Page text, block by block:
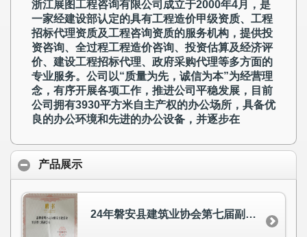
浙江展图工程咨询有限公司成立于2000年4月，是
一家经建设部认定的具有工程造价甲级资质、工程
招标代理资质及工程咨询资质的服务机构，提供投
资咨询、全过程工程造价咨询、投资估算及经济评
价、建设工程招标代理、政府采购代理等多方面的
专业服务。公司以“质量为先，诚信为本”为经营理
念，有序开展各项工作，推进公司平稳发展，目前
公司拥有3930平方米自主产权的办公场所，具备优
良的办公环境和先进的办公设备，并逐步在
产品展示
24年磐安县建筑业协会第七届副会长